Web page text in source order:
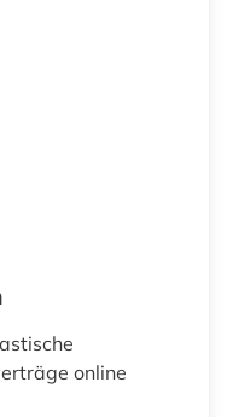
online